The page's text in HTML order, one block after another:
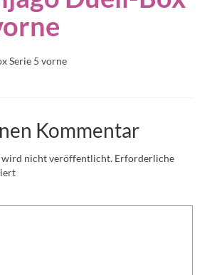
Serie 5 vorne
Kommentar
wird nicht veröffentlicht. Erforderliche